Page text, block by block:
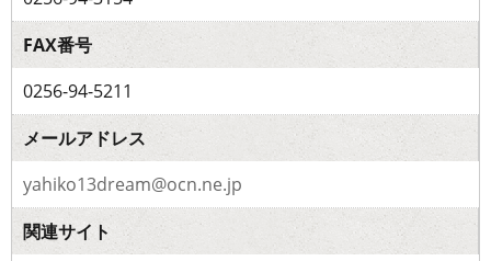
FAX番号
0256-94-5211
メールアドレス
yahiko13dream@ocn.ne.jp
関連サイト